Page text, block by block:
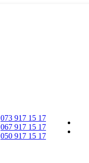
073 917 15 17
067 917 15 17
050 917 15 17